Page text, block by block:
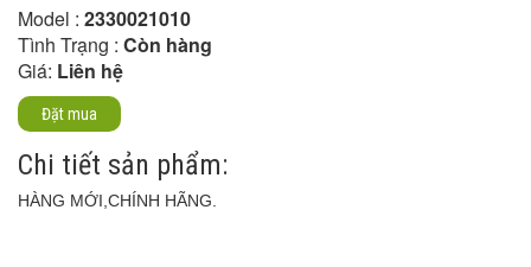
Model : 2330021010
Tình Trạng : Còn hàng
Giá: Liên hệ
Đặt mua
Chi tiết sản phẩm:
HÀNG MỚI,CHÍNH HÃNG.